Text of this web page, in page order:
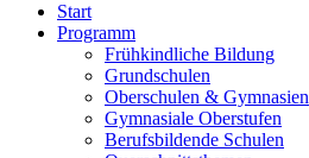
Start
Programm
Frühkindliche Bildung
Grundschulen
Oberschulen & Gymnasien
Gymnasiale Oberstufen
Berufsbildende Schulen